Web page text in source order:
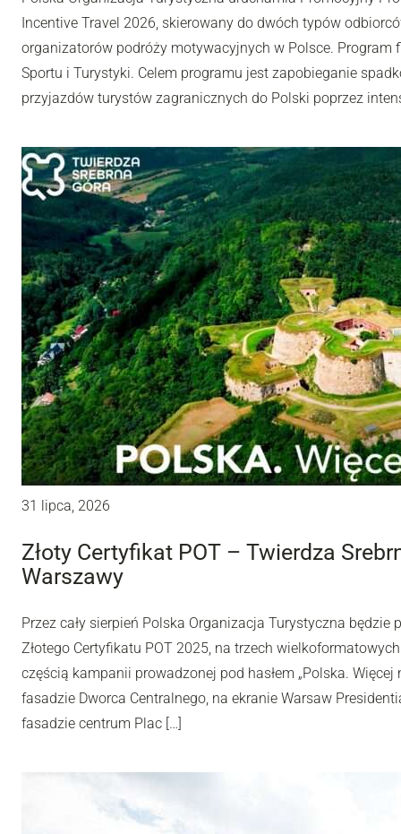
Incentive Travel 2026, skierowany do dwóch typów
organizatorów podróży motywacyjnych w Polsce.
Sportu i Turystyki. Celem programu jest zapobieganie
przyjazdów turystów zagranicznych do Polski poprzez
31 lipca, 2026
Złoty Certyfikat POT – Twierdza
Warszawy
Przez cały sierpień Polska Organizacja Turystyczna będzie
Złotego Certyfikatu POT 2025, na trzech
częścią kampanii prowadzonej pod hasłem „Polska.
fasadzie Dworca Centralnego, na ekranie Warsaw
fasadzie centrum Plac […]